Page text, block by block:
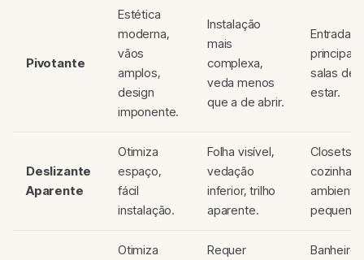
Pivotante
Estética
moderna,
vãos
amplos,
design
imponente.
Instalação
mais
complexa,
veda menos
que a de abrir.
Entradas
principais,
salas de
estar.
Deslizante
Aparente
Otimiza
espaço,
fácil
instalação.
Folha visível,
vedação
inferior, trilho
aparente.
Closets,
cozinhas,
Otimiza
Requer